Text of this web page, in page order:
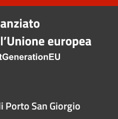
Porto San Giorgio